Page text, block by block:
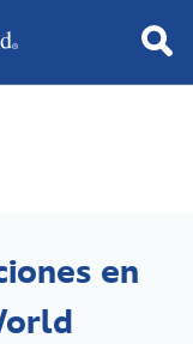
en